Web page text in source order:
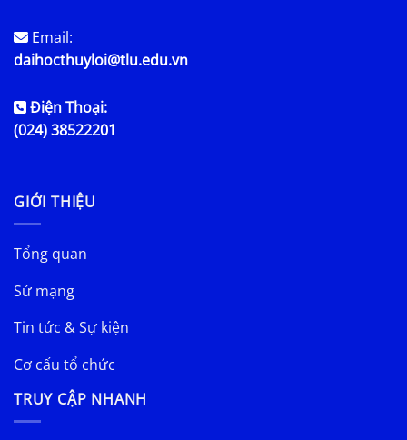
Email:
daihocthuyloi@tlu.edu.vn
Điện Thoại:
(024) 38522201
GIỚI THIỆU
Tổng quan
Sứ mạng
Tin tức & Sự kiện
Cơ cấu tổ chức
TRUY CẬP NHANH